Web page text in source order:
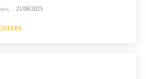
- 21/08/2025